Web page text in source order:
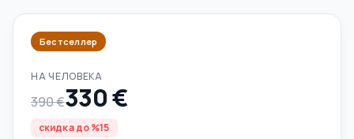
Бестселлер
НА ЧЕЛОВЕКА
390 €330 €
скидка до %15